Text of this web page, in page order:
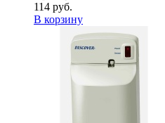
114 руб.
В корзину